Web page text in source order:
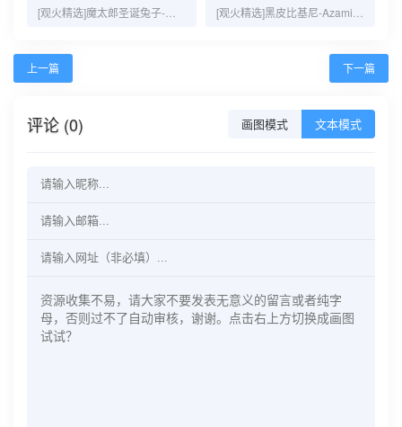
上一篇 下一篇
评论 (0) 画图模式 文本模式